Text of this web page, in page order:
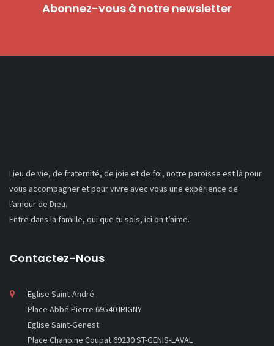
Abonnez-vous à notre newsletter
Lieu de vie, de fraternité, de joie et de foi, notre paroisse est là pour
vous accompagner et pour vivre avec vous une expérience de
l’amour de Dieu.
Entre dans la famille, qui que tu sois, ici on t’aime.
Contactez-Nous
Eglise Saint-André
Place Abbé Pierre 69540 IRIGNY
Eglise Saint-Genest
Place Chanoine Coupat 69230 ST-GENIS-LAVAL